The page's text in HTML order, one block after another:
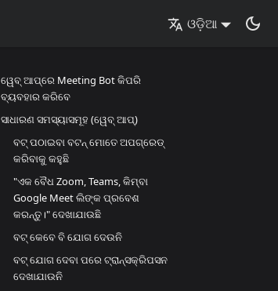
ଓଡ଼ିଆ
ୱେବ୍ ଆପ୍‌ରେ Meeting Bot କିପରି
ବ୍ୟବହାର କରିବେ
ସାଧାରଣ ସମସ୍ୟାସମୂହ (ୱେବ୍ ଆପ୍)
ବଟ୍ ପଠାଇବା ବଟନ୍ ମୋତେ ଅପଗ୍ରେଡ୍
କରିବାକୁ କହୁଛି
"ଏକ ବୈଧ Zoom, Teams, କିମ୍ବା
Google Meet ଲିଙ୍କ ପ୍ରବେଶ
କରନ୍ତୁ।" ଦେଖାଯାଉଛି
ବଟ୍ କେବେ ବି ଯୋଗ ଦେଉନି
ବଟ୍ ଯୋଗ ଦେବା ପରେ ଟ୍ରାନ୍ସକ୍ରିପସନ
ଦେଖାଯାଉନି